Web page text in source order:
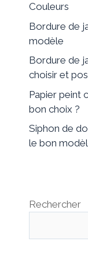
Couleurs
Bordure de
modèle
Bordure de
choisir et
Papier peint
bon choix ?
Siphon de
le bon
Rechercher